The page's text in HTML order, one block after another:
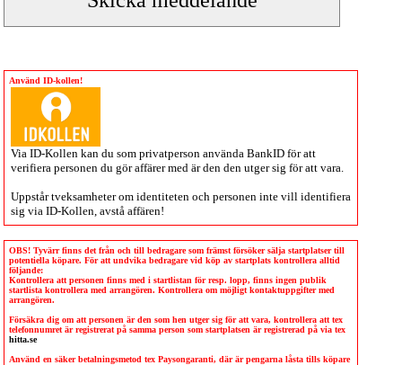
Använd ID-kollen!
Via ID-Kollen kan du som privatperson använda BankID för att
verifiera personen du gör affärer med är den den utger sig för att vara.
Uppstår tveksamheter om identiteten och personen inte vill identifiera
sig via ID-Kollen , avstå affären!
OBS! Tyvärr finns det från och till bedragare som främst försöker sälja startplatser till
potentiella köpare. För att undvika bedragare vid köp av startplats kontrollera alltid
följande:
Kontrollera att personen finns med i startlistan för resp. lopp, finns ingen publik
startlista kontrollera med arrangören. Kontrollera om möjligt kontaktuppgifter med
arrangören.
Försäkra dig om att personen är den som hen utger sig för att vara, kontrollera att tex
telefonnumret är registrerat på samma person som startplatsen är registrerad på via tex
hitta.se
Använd en säker betalningsmetod tex Paysongaranti, där är pengarna låsta tills köpare